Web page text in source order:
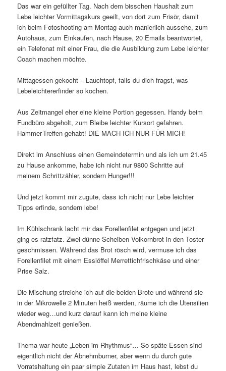
Das war ein gefüllter Tag. Nach dem bisschen Haushalt zum
Lebe leichter Vormittagskurs geeilt, von dort zum Frisör, damit
ich beim Fotoshooting am Montag auch manierlich aussehe, zum
Autohaus, zum Einkaufen, nach Hause, 20 Emails beantwortet,
ein Telefonat mit einer Frau, die die Ausbildung zum Lebe leichter
Coach machen möchte.
Mittagessen gekocht – Lauchtopf, falls du dich fragst, was
Lebeleichtererfinder so kochen.
Aus Zeitmangel eher eine kleine Portion gegessen. Handy beim
Fundbüro abgeholt, zum Bleibe leichter Kursort gefahren.
Hammer-Treffen gehabt! DIE MACH ICH NUR FÜR MICH!
Direkt im Anschluss einen Gemeindetermin und als ich um 21.45
zu Hause ankomme, habe ich nicht nur 9800 Schritte auf
meinem Schrittzähler, sondern Hunger!!!
Und jetzt kommt mir zugute, dass ich nicht nur Lebe leichter
Tipps erfinde, sondern lebe!
Im Kühlschrank lacht mir das Forellenfilet entgegen und jetzt
ging es ratzfatz. Zwei dünne Scheiben Volkornbrot in den Toster
geschmissen. Während das Brot rösch wird, vermuse ich das
Forellenfilet mit einem Esslöffel Merrettichfrischkäse und einer
Prise Salz.
Die Mischung streiche ich auf die beiden Brote und während sie
in der Mikrowelle 2 Minuten heiß werden, räume ich die Utensilien
wieder weg…und kurz darauf kann ich meine kleine
Abendmahlzeit genießen.
Thema war heute „Leben im Rhythmus“… So späte Essen sind
eigentlich nicht der Abnehmburner, aber wenn du durch gute
Vorratshaltung ein paar simple Zutaten im Haus hast, lebst du